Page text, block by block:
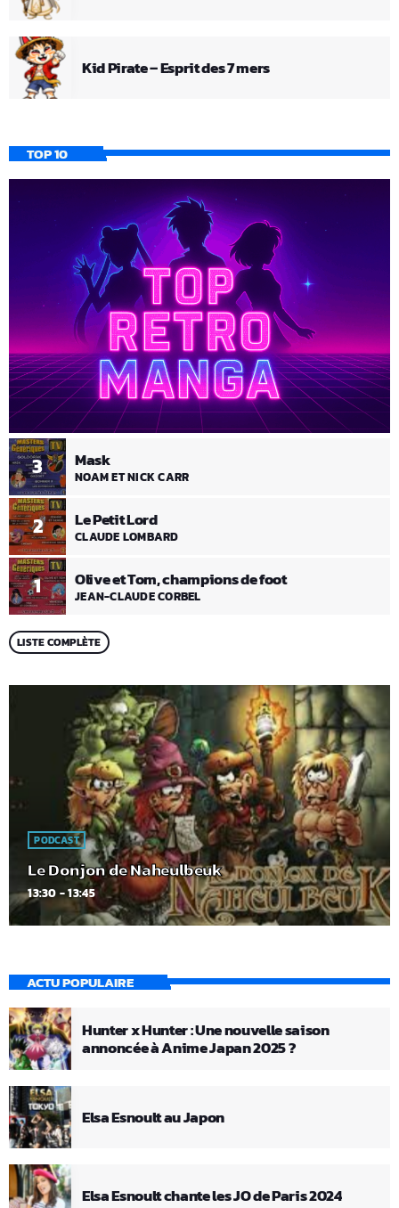
Kid Pirate – Esprit des 7 mers
TOP 10
1 Olive et Tom, champions de foot
JEAN-CLAUDE CORBEL
2 Le Petit Lord
CLAUDE LOMBARD
3 Mask
NOAM ET NICK CARR
LISTE COMPLÈTE
PODCAST
Le Donjon de Naheulbeuk
13:30 - 13:45
ACTU POPULAIRE
Hunter x Hunter : Une nouvelle saison
annoncée à Anime Japan 2025 ?
Elsa Esnoult au Japon
Elsa Esnoult chante les JO de Paris 2024